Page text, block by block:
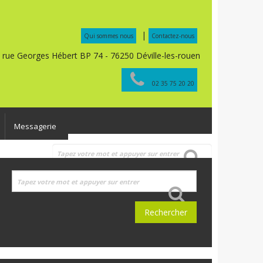
Qui sommes nous | Contactez-nous
rue Georges Hébert BP 74 - 76250 Déville-les-rouen
02 35 75 20 20
Messagerie